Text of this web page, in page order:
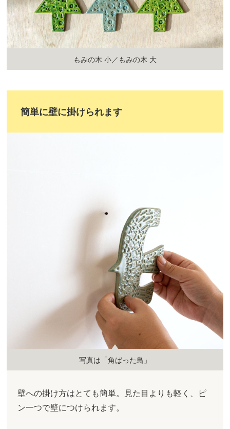
もみの木 小／もみの木 大
簡単に壁に掛けられます
写真は「角ばった鳥」
壁への掛け方はとても簡単。見た目よりも軽く、ピ
ン一つで壁につけられます。